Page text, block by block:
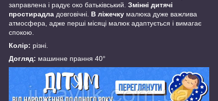
заправлена і радує око батьківський. Змінні дитячі
простирадла довговічні. В ліжечку малюка дуже важлива
атмосфера, адже перші місяці малюк адаптується і вимагає
спокою.
Колір: різні.
Догляд: машинне прання 40°